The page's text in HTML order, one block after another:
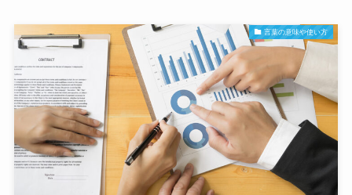
言葉の意味や使い方